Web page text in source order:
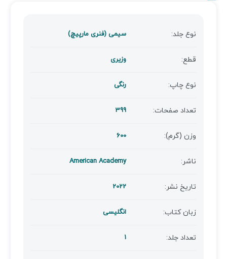
نوع جلد: سیمی (فنری مارپیچ)
قطع: وزیری
نوع چاپ: رنگی
تعداد صفحات: 399
وزن (گرم): 600
ناشر: American Academy
تاریخ نشر: 2022
زبان کتاب: انگلیسی
تعداد جلد: 1